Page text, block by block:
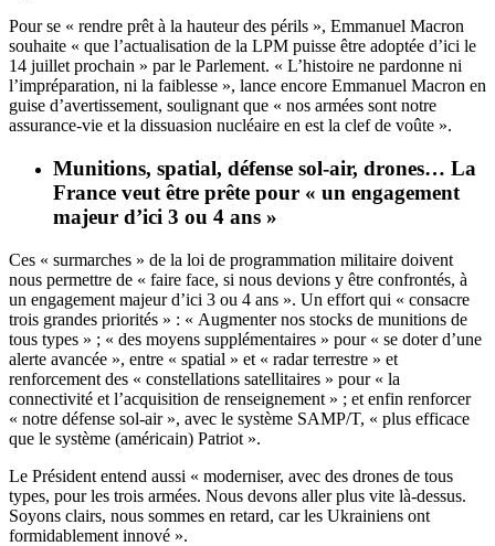
Pour se « rendre prêt à la hauteur des périls », Emmanuel Macron
souhaite « que l’actualisation de la LPM puisse être adoptée d’ici le
14 juillet prochain » par le Parlement. « L’histoire ne pardonne ni
l’impréparation, ni la faiblesse », lance encore Emmanuel Macron en
guise d’avertissement, soulignant que « nos armées sont notre
assurance-vie et la dissuasion nucléaire en est la clef de voûte ».
Munitions, spatial, défense sol-air, drones… La
France veut être prête pour « un engagement
majeur d’ici 3 ou 4 ans »
Ces « surmarches » de la loi de programmation militaire doivent
nous permettre de « faire face, si nous devions y être confrontés, à
un engagement majeur d’ici 3 ou 4 ans ». Un effort qui « consacre
trois grandes priorités » : « Augmenter nos stocks de munitions de
tous types » ; « des moyens supplémentaires » pour « se doter d’une
alerte avancée », entre « spatial » et « radar terrestre » et
renforcement des « constellations satellitaires » pour « la
connectivité et l’acquisition de renseignement » ; et enfin renforcer
« notre défense sol-air », avec le système SAMP/T, « plus efficace
que le système (américain) Patriot ».
Le Président entend aussi « moderniser, avec des drones de tous
types, pour les trois armées. Nous devons aller plus vite là-dessus.
Soyons clairs, nous sommes en retard, car les Ukrainiens ont
formidablement innové ».